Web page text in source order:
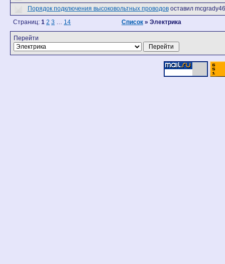
Порядок подключения высоковольтных проводов оставил mcgrady46
Страниц: 1 2 3 … 14 Список » Электрика
Перейти